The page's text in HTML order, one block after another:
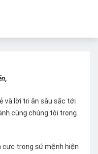
và lời tri ân sâu sắc tới
cùng chúng tôi trong
cực trong sứ mệnh hiện